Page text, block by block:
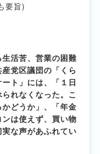
要旨)
活苦、営業の困難
党区議団の「くら
ト」には、「１日
れなくなった。こ
どうか」、「年金
は使えず、買い物
な声があふれてい